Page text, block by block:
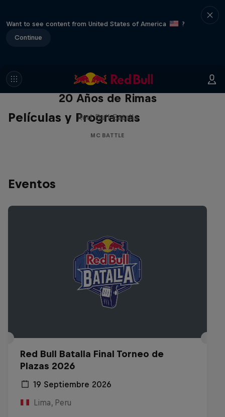
Want to see content from United States of America
?
Continue
Películas y Programas
Red Bull Batalla Nueva Historia:
20 Años de Rimas
Red Bull Batalla
MC BATTLE
Eventos
Red Bull Batalla Final Torneo de
Plazas 2026
19 Septiembre 2026
Lima, Peru